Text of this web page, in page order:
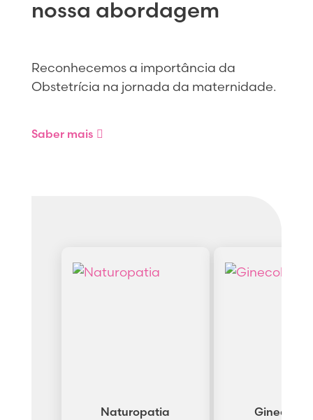
nossa abordagem
Reconhecemos a importância da
Obstetrícia na jornada da maternidade.
Saber mais
Naturopatia